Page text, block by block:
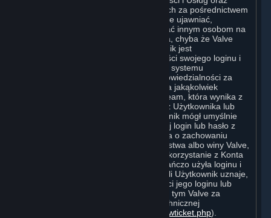
zakupu jakichkolwiek towarów fizycznych za pośrednictwem
Steam („Sprzętu”). Użytkownik nie może ujawniać,
udostępniać ani w inny sposób zezwalać innym osobom na
korzystanie ze swojego hasła lub Konta, chyba że Valve
wyraźnie wyrazi na to zgodę. Użytkownik jest
odpowiedzialny za zachowanie poufności swojego loginu i
hasła oraz za bezpieczeństwo swojego systemu
komputerowego. Valve nie ponosi odpowiedzialności za
użycie hasła i Konta Użytkownika ani za jakąkolwiek
komunikację i aktywność w serwisie Steam, która wynika z
użycia loginu i hasła Użytkownika przez Użytkownika lub
jakąkolwiek inną osobę, której Użytkownik mógł umyślnie
albo w wyniku niedbalstwa ujawnić swój login lub hasło z
naruszeniem niniejszego postanowienia o zachowaniu
poufności. O ile nie wynika to z niedbalstwa albo winy Valve,
Valve nie ponosi odpowiedzialności za korzystanie z Konta
Użytkownika przez osobę, która oszukańczo użyła loginu i
hasła Użytkownika bez jego zgody. Jeśli Użytkownik uznaje,
że mogło dojść do naruszenia poufności jego loginu lub
hasła, musi niezwłocznie powiadomić o tym Valve za
pośrednictwem formularza pomocy technicznej
https://support.steampowered.com/newticket.php).